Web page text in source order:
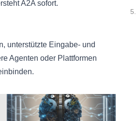
A2A sofort.
unterstützte Eingabe- und
Agenten oder Plattformen